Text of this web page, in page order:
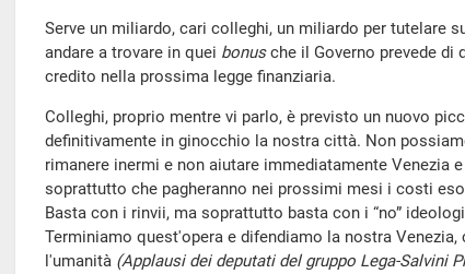
Serve un miliardo, cari colleghi, un miliardo per tutelare
andare a trovare in quei bonusche il Governo prevede di
credito nella prossima legge finanziaria.
Colleghi, proprio mentre vi parlo, è previsto un nuovo
definitivamente in ginocchio la nostra città. Non
rimanere inermi e non aiutare immediatamente Venezia
soprattutto che pagheranno nei prossimi mesi i costi
Basta con i rinvii, ma soprattutto basta con i “no”
Terminiamo quest'opera e difendiamo la nostra
l'umanità (Applausi dei deputati del gruppo Lega-Salvini